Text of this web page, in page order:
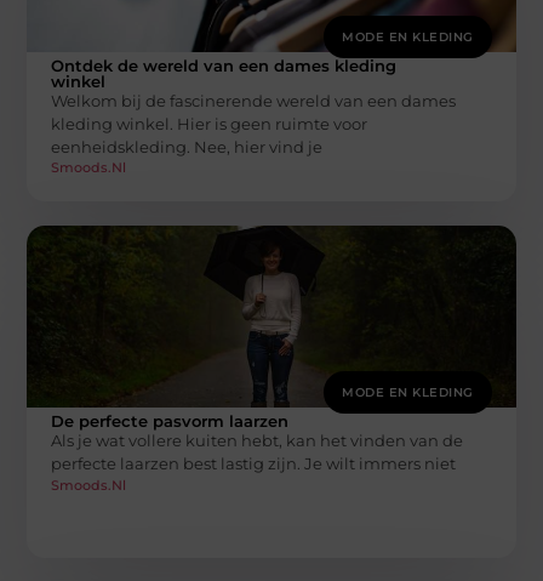
MODE EN KLEDING
Ontdek de wereld van een dames kleding
winkel
Welkom bij de fascinerende wereld van een dames
kleding winkel. Hier is geen ruimte voor
eenheidskleding. Nee, hier vind je
Smoods.nl
MODE EN KLEDING
De perfecte pasvorm laarzen
Als je wat vollere kuiten hebt, kan het vinden van de
perfecte laarzen best lastig zijn. Je wilt immers niet
Smoods.nl